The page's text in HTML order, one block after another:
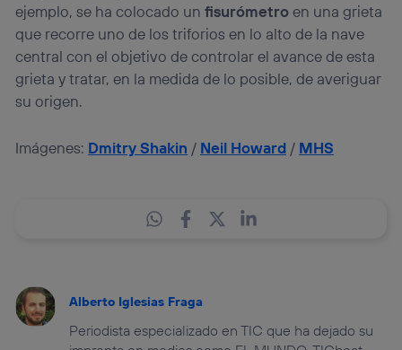
ejemplo, se ha colocado unfisurómetroen una grieta
que recorre uno de los triforios en lo alto de la nave
central con el objetivo de controlar el avance de esta
grieta y tratar, en la medida de lo posible, de averiguar
su origen.
Imágenes: Dmitry Shakin / Neil Howard / MHS
Alberto Iglesias Fraga
Periodista especializado en TIC que ha dejado su